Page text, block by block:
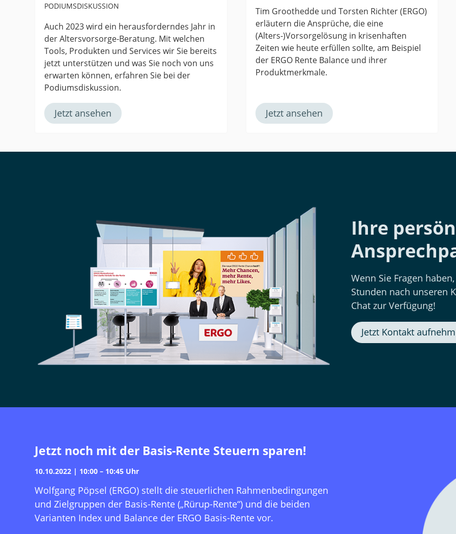
PODIUMSDISKUSSION
Auch 2023 wird ein herausforderndes Jahr in
der Altersvorsorge-Beratung. Mit welchen
Tools, Produkten und Services wir Sie bereits
jetzt unterstützen und was Sie noch von uns
erwarten können, erfahren Sie bei der
Podiumsdiskussion.
Jetzt ansehen
Tim Groothedde und Torsten Richter (ERGO)
erläutern die Ansprüche, die eine
(Alters-)Vorsorgelösung in krisenhaften
Zeiten wie heute erfüllen sollte, am Beispiel
der ERGO Rente Balance und ihrer
Produktmerkmale.
Jetzt ansehen
Ihre
Wenn Sie Fragen
Stunden nach unseren
Chat zur Verfügung!
Jetzt Kontakt
Jetzt noch mit der Basis-Rente Steuern sparen!
10.10.2022 | 10:00 – 10:45 Uhr
Wolfgang Pöpsel (ERGO) stellt die steuerlichen Rahmenbedingungen
und Zielgruppen der Basis-Rente („Rürup-Rente“) und die beiden
Varianten Index und Balance der ERGO Basis-Rente vor.